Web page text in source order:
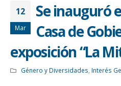
12
Mar
Se inauguró
Casa de
exposición “La
Género y Diversidades Interés